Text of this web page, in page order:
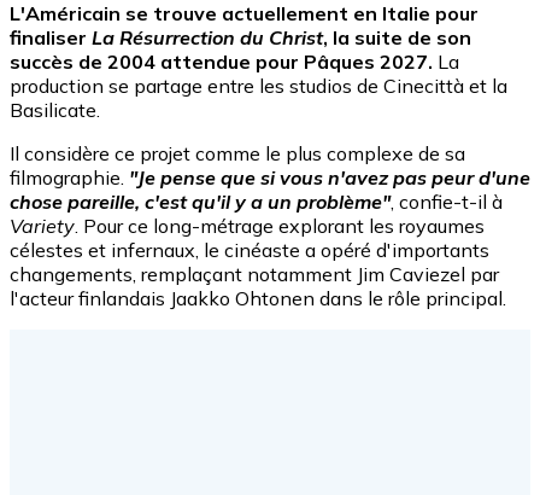
L'Américain se trouve actuellement en Italie pour
finaliser La Résurrection du Christ, la suite de son
succès de 2004 attendue pour Pâques 2027. La
production se partage entre les studios de Cinecittà et la
Basilicate.
Il considère ce projet comme le plus complexe de sa
filmographie. "Je pense que si vous n'avez pas peur d'une
chose pareille, c'est qu'il y a un problème", confie-t-il à
Variety. Pour ce long-métrage explorant les royaumes
célestes et infernaux, le cinéaste a opéré d'importants
changements, remplaçant notamment Jim Caviezel par
l'acteur finlandais Jaakko Ohtonen dans le rôle principal.